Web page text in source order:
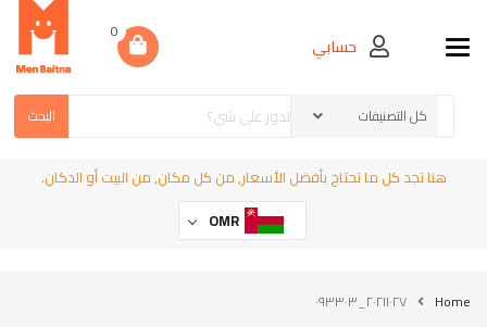
Toggle navigationحسابي
0
البحث
هنا تجد كل ما تحتاج بأفضل الأسعار, من كل مكان, من البيت أو الدكان.
OMR
Home ٢٠٢١١٠٢٧_٠٩٣٣٠٣